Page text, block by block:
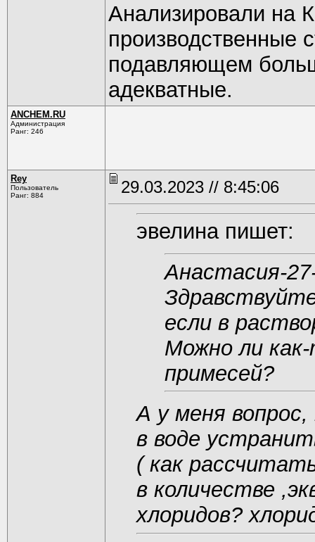
Анализировали на
подавляющем
адекватные.
ANCHEM.RU
Администрация
Ранг: 246
Rey
Пользователь
Ранг: 884
29.03.2023 // 8:45:06
эвелина пишет:
Анастасия-
если в
Можно ли
примесей?
А у меня
в воде
( как
в количестве
хлоридов?